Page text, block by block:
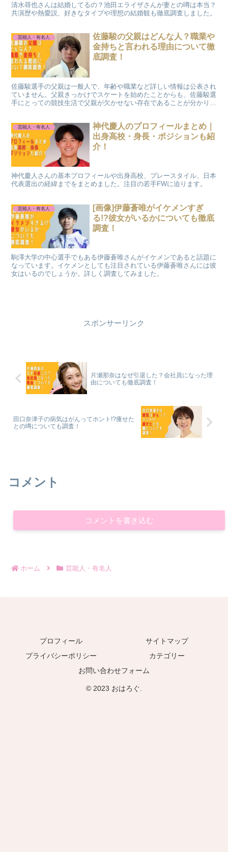
清水尋也さんは結婚してるの？池田エライザさんが妻との噂は本当？
共演歴や熱愛説、好きなタイプや理想の結婚観も徹底調査しました。
芸能人・有名人
佐藤駿の父親はどんな人？職業や
金持ちと言われる理由について徹
底調査！
佐藤駿選手の父親は一般人で、年齢や職業など詳しい情報は公表され
ていません。父親きっかけでスケートを始めたことからも、佐藤駿選
手にとっての競技生活で父親が欠かせない存在であることが分かりま
芸能人・有名人
神代慶人のプロフィールまとめ｜
出身高校・身長・ポジションも紹
介！
神代慶人さんの基本プロフィールや出身高校、プレースタイル、日本
代表選出の経緯までをまとめました。注目の若手FWに迫ります。
芸能人・有名人
[画像]伊藤蒼唯がイケメンすぎ
る!?彼女がいるかについても徹底
調査！
駒澤大学の中心選手でもある伊藤蒼唯さんがイケメンであると話題に
なっています。イケメンとしても注目されている伊藤蒼唯さんには彼
女はいるのでしょうか。詳しく調査してみました。
スポンサーリンク
片瀬那奈はなぜ引退した？会社員になった理
由についても徹底調査！
田口奈津子の病気はがんってホント!?痩せた
との噂についても調査！
コメント
コメントを書き込む
ホーム 芸能人・有名人
プロフィール
サイトマップ
プライバシーポリシー
カテゴリー
お問い合わせフォーム
© 2023 おはろぐ.